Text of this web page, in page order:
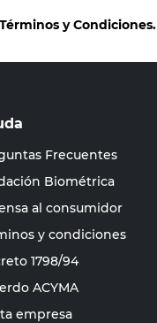
Términos y Condiciones.
Frecuentes
Biométrica
al consumidor
y condiciones
1798/94
ACYMA
empresa